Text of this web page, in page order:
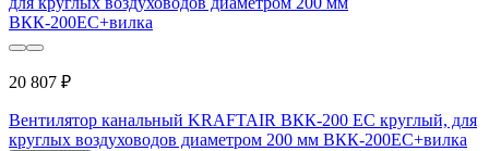
20 807 ₽
Вентилятор канальный KRAFTAIR ВКК-200 EC круглый, для
круглых воздуховодов диаметром 200 мм ВКК-200EC+вилка